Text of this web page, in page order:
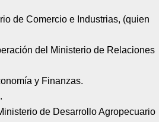
de Comercio e Industrias, (quien
del Ministerio de Relaciones
y Finanzas.
de Desarrollo Agropecuario